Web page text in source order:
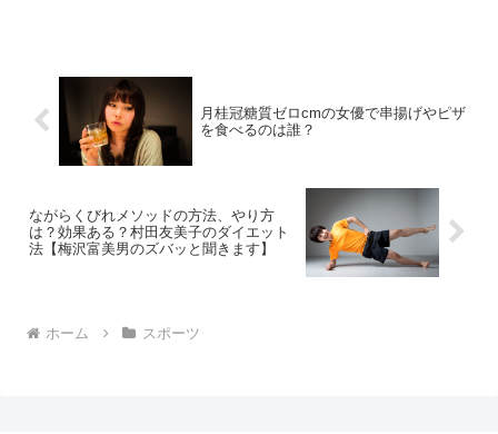
月桂冠糖質ゼロcmの女優で串揚げやピザ
を食べるのは誰？
ながらくびれメソッドの方法、やり方
は？効果ある？村田友美子のダイエット
法【梅沢富美男のズバッと聞きます】
ホーム スポーツ